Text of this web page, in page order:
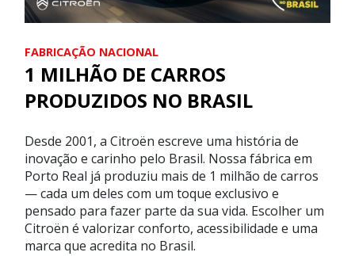
FABRICAÇÃO NACIONAL
1 MILHÃO DE CARROS
PRODUZIDOS NO BRASIL
Desde 2001, a Citroën escreve uma história de
inovação e carinho pelo Brasil. Nossa fábrica em
Porto Real já produziu mais de 1 milhão de carros
— cada um deles com um toque exclusivo e
pensado para fazer parte da sua vida. Escolher um
Citroën é valorizar conforto, acessibilidade e uma
marca que acredita no Brasil.